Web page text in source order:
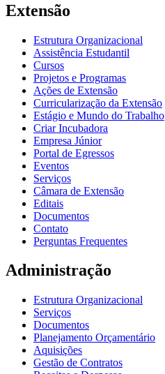
Extensão
Estrutura Organizacional
Assistência Estudantil
Cursos
Projetos e Programas
Ações de Extensão
Curricularização da Extensão
Estágio e Mundo do Trabalho
Criar Incubadora
Empresa Júnior
Portal de Egressos
Eventos
Serviços
Câmara de Extensão
Editais
Documentos
Contato
Perguntas Frequentes
Administração
Estrutura Organizacional
Serviços
Documentos
Planejamento Orçamentário
Aquisições
Gestão de Contratos